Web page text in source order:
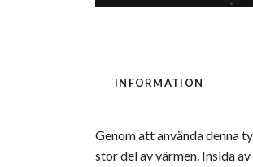
INFORMATION
Genom att använda denna
stor del av värmen. Insida